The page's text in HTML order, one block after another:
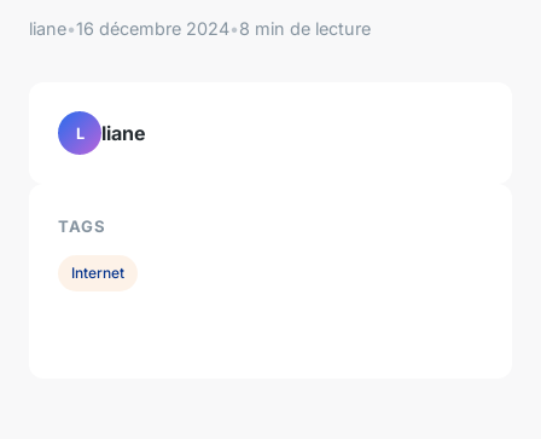
liane•16 décembre 2024•8 min de lecture
L liane
TAGS
Internet